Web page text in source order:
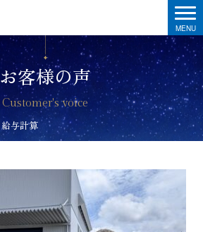
お客様の声
Customer's voice
給与計算